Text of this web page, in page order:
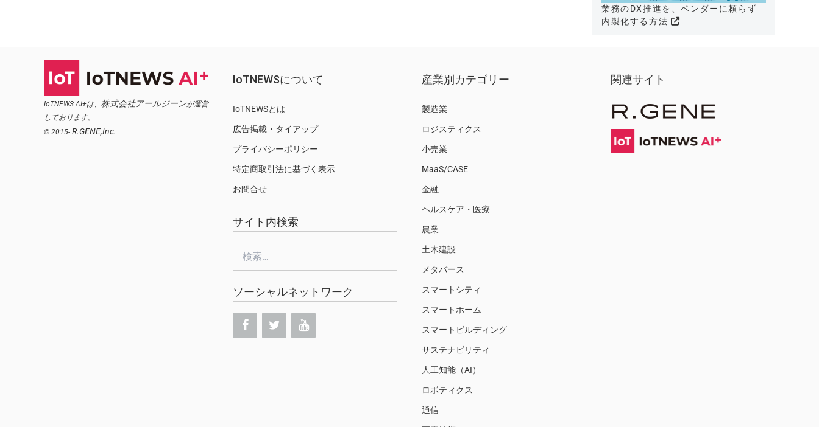
業務のDX推進を、ベンダーに頼らず
内製化する方法
IoTNEWS AI+は、 株式会社アールジーンが運営
しております。
© 2015- R.GENE,Inc.
IoTNEWSについて
IoTNEWSとは
広告掲載・タイアップ
プライバシーポリシー
特定商取引法に基づく表示
お問合せ
サイト内検索
索:
ソーシャルネットワーク
産業別カテゴリー
製造業
ロジスティクス
小売業
MaaS/CASE
金融
ヘルスケア・医療
農業
土木建設
メタバース
スマートシティ
スマートホーム
スマートビルディング
サステナビリティ
人工知能（AI）
ロボティクス
通信
関連サイト